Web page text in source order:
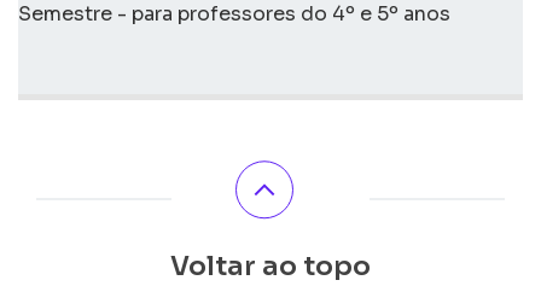
Semestre - para professores do 4º e 5º anos
Voltar ao topo